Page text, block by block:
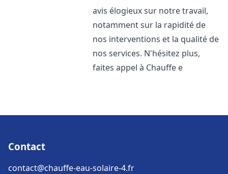
avis élogieux sur notre travail,
notamment sur la rapidité de
nos interventions et la qualité de
nos services. N'hésitez plus,
faites appel à Chauffe e
Contact
contact@chauffe-eau-solaire-4.fr